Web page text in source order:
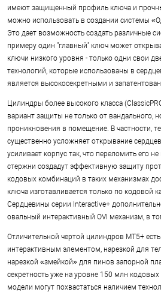
имеют защищенный профиль ключа и
можно использовать в создании системы
Это дает возможность создать различные
примеру один "главный" ключ может
ключи низкого уровня - только одни свои
технологий, которые использованы в
является высокосекретными и
Цилиндры более высокого класса
вариант защиты не только от вандального,
проникновения в помещение. В частности,
существенно усложняет открывание
усиливает корпус так, что переломить его
стержни создадут эффективную защиту
кодовых комбинаций в таких механизмах
ключа изготавливается только по кодовой
Сердцевины серии Interactive+
овальный интерактивный OVI механизм, в
Отличительной чертой цилиндров MT5+
интерактивным элементом, нарезкой для
нарезкой «змейкой» для пинов запорной
секретность уже на уровне 150 млн
модели могут похвастаться наличием